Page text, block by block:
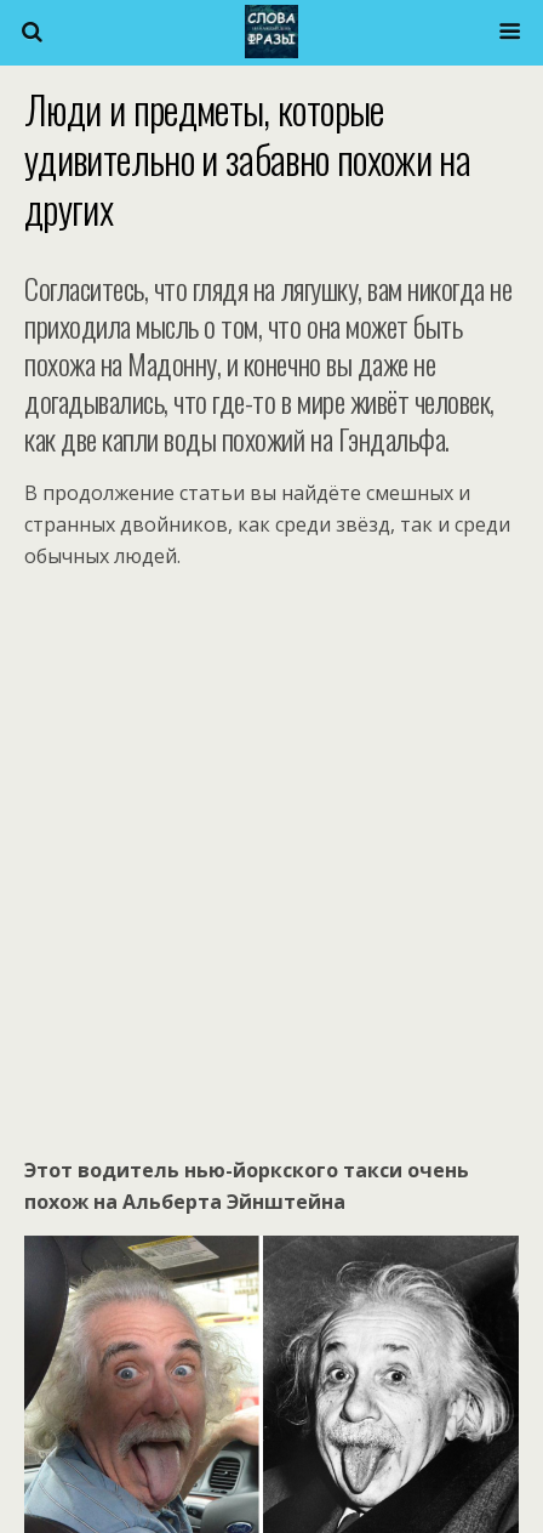
Люди и предметы, которые
удивительно и забавно похожи на
других
Согласитесь, что глядя на лягушку, вам никогда не
приходила мысль о том, что она может быть
похожа на Мадонну, и конечно вы даже не
догадывались, что где-то в мире живёт человек,
как две капли воды похожий на Гэндальфа.
В продолжение статьи вы найдёте смешных и
странных двойников, как среди звёзд, так и среди
обычных людей.
Этот водитель нью-йоркского такси очень
похож на Альберта Эйнштейна